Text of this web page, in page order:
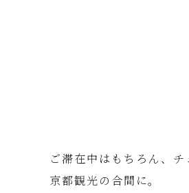
ご滞在中はもちろん、
京都観光の合間に。